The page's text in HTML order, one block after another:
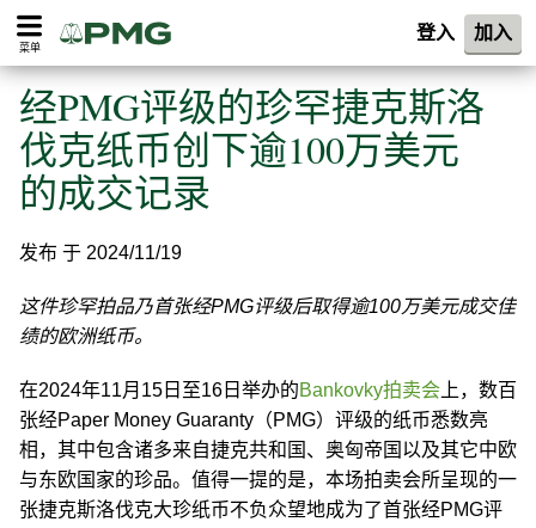
菜单
登入 加入
经PMG评级的珍罕捷克斯洛
伐克纸币创下逾100万美元
的成交记录
发布 于 2024/11/19
这件珍罕拍品乃首张经PMG评级后取得逾100万美元成交佳
绩的欧洲纸币。
在2024年11月15日至16日举办的Bankovky拍卖会 上，数百
张经Paper Money Guaranty（PMG）评级的纸币悉数亮
相，其中包含诸多来自捷克共和国、奥匈帝国以及其它中欧
与东欧国家的珍品。值得一提的是，本场拍卖会所呈现的一
张捷克斯洛伐克大珍纸币不负众望地成为了首张经PMG评